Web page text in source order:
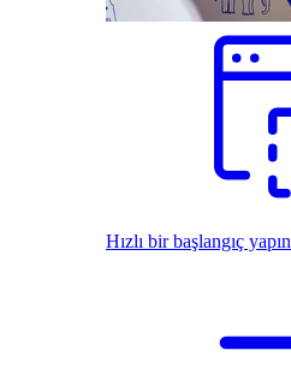
Hızlı bir başlangıç yapın